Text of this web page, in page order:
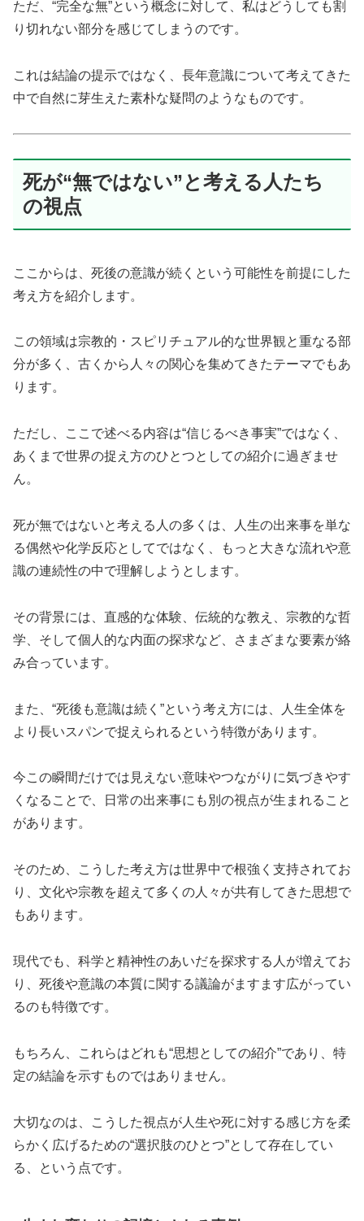
ただ、“完全な無”という概念に対して、私はどうしても割
り切れない部分を感じてしまうのです。
これは結論の提示ではなく、長年意識について考えてきた
中で自然に芽生えた素朴な疑問のようなものです。
死が“無ではない”と考える人たち
の視点
ここからは、死後の意識が続くという可能性を前提にした
考え方を紹介します。
この領域は宗教的・スピリチュアル的な世界観と重なる部
分が多く、古くから人々の関心を集めてきたテーマでもあ
ります。
ただし、ここで述べる内容は“信じるべき事実”ではなく、
あくまで世界の捉え方のひとつとしての紹介に過ぎませ
ん。
死が無ではないと考える人の多くは、人生の出来事を単な
る偶然や化学反応としてではなく、もっと大きな流れや意
識の連続性の中で理解しようとします。
その背景には、直感的な体験、伝統的な教え、宗教的な哲
学、そして個人的な内面の探求など、さまざまな要素が絡
み合っています。
また、“死後も意識は続く”という考え方には、人生全体を
より長いスパンで捉えられるという特徴があります。
今この瞬間だけでは見えない意味やつながりに気づきやす
くなることで、日常の出来事にも別の視点が生まれること
があります。
そのため、こうした考え方は世界中で根強く支持されてお
り、文化や宗教を超えて多くの人々が共有してきた思想で
もあります。
現代でも、科学と精神性のあいだを探求する人が増えてお
り、死後や意識の本質に関する議論がますます広がってい
るのも特徴です。
もちろん、これらはどれも“思想としての紹介”であり、特
定の結論を示すものではありません。
大切なのは、こうした視点が人生や死に対する感じ方を柔
らかく広げるための“選択肢のひとつ”として存在してい
る、という点です。